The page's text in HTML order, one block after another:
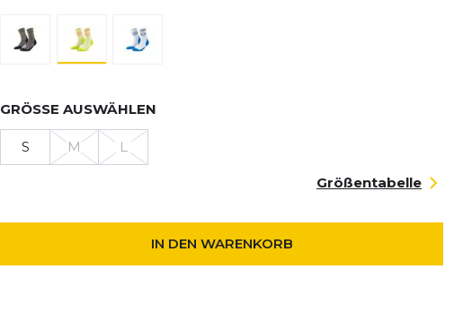
GRÖSSE AUSWÄHLEN
S M L
Größentabelle
IN DEN WARENKORB